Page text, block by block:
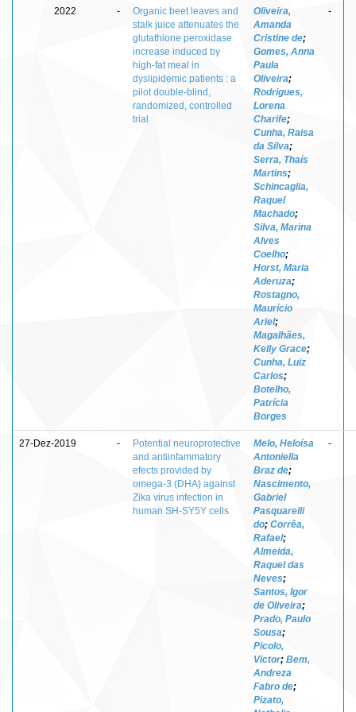
2022 -
Organic beet leaves and
stalk juice attenuates the
glutathione peroxidase
increase induced by
high-fat meal in
dyslipidemic patients : a
pilot double-blind,
randomized, controlled
trial
Oliveira,
Amanda
Cristine de;
Gomes, Anna
Paula
Oliveira;
Rodrigues,
Lorena
Charife;
Cunha, Raisa
da Silva;
Serra, Thaís
Martins;
Schincaglia,
Raquel
Machado;
Silva, Marina
Alves
Coelho;
Horst, Maria
Aderuza;
Rostagno,
Maurício
Ariel;
Magalhães,
Kelly Grace;
Cunha, Luiz
Carlos;
Botelho,
Patrícia
Borges
-
27-Dez-2019 -
Potential neuroprotective
and antiinfammatory
efects provided by
omega-3 (DHA) against
Zika virus infection in
human SH-SY5Y cells
Melo, Heloísa
Antoniella
Braz de;
Nascimento,
Gabriel
Pasquarelli
do; Corrêa,
Rafael;
Almeida,
Raquel das
Neves;
Santos, Igor
de Oliveira;
Prado, Paulo
Sousa;
Picolo,
Victor; Bem,
Andreza
Fabro de;
Pizato,
-